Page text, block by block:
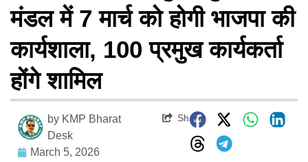
मंडल में 7 मार्च को होगी भाजपा की
कार्यशाला, 100 प्रमुख कार्यकर्ता
होंगे शामिल
by KMP Bharat
Desk
March 5, 2026
Share